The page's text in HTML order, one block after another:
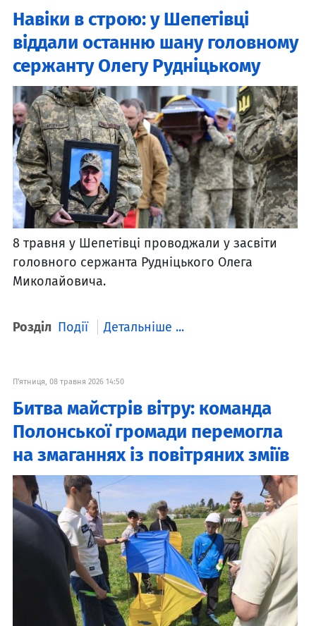
Навіки в строю: у Шепетівці
віддали останню шану головному
сержанту Олегу Рудніцькому
8 травня у Шепетівці проводжали у засвіти
головного сержанта Рудніцького Олега
Миколайовича.
Розділ Події Детальніше ...
П'ятниця, 08 травня 2026 14:50
Битва майстрів вітру: команда
Полонської громади перемогла
на змаганнях із повітряних зміїв